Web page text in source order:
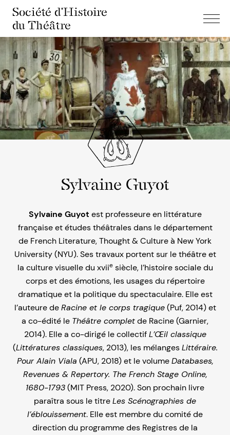
Société d'Histoire
du Théâtre
Sylvaine Guyot
Sylvaine Guyot est professeure en littérature
française et études théâtrales dans le département
de French Literature, Thought & Culture à New York
University (NYU). Ses travaux portent sur le théâtre et
la culture visuelle du xviiesiècle, l’histoire sociale du
corps et des émotions, les usages du répertoire
dramatique et la politique du spectaculaire. Elle est
l’auteure deRacine et le corps tragique(Puf, 2014) et
a co-édité le Théâtre completde Racine (Garnier,
2014). Elle a co-dirigé le collectifL’Œil classique
(Littératures classiques, 2013), les mélangesLittéraire.
Pour Alain Viala (APU, 2018) et le volumeDatabases,
Revenues & Repertory. The French Stage Online,
1680-1793(MIT Press, 2020). Son prochain livre
paraîtra sous le titreLes Scénographies de
l’éblouissement. Elle est membre du comité de
direction du programme des Registres de la